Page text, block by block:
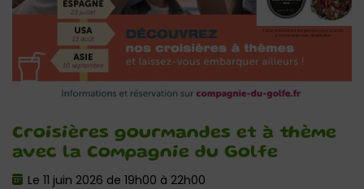
Croisières gourmandes et à thème
avec la Compagnie du Golfe
Le 11 juin 2026 de 19h00 à 22h00